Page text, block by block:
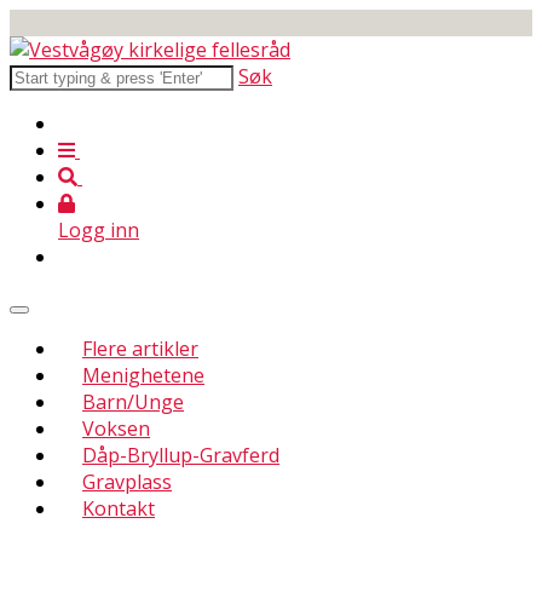
Søk
Logg inn
Flere artikler
Menighetene
Barn/Unge
Voksen
Dåp-Bryllup-Gravferd
Gravplass
Kontakt